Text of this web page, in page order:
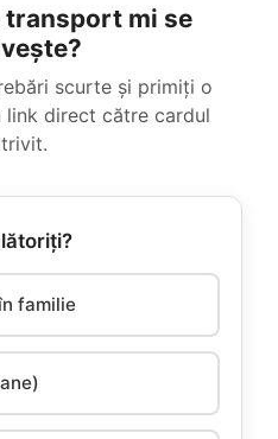
transport mi se
scurte și primiți o
link direct către cardul
familie